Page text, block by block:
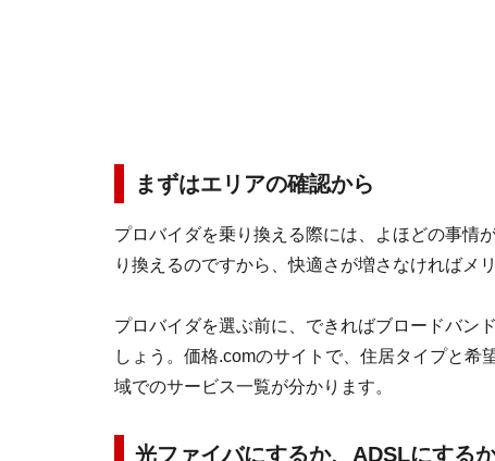
まずはエリアの確認から
プロバイダを乗り換える際には、よほどの事情
り換えるのですから、快適さが増さなければメ
プロバイダを選ぶ前に、できればブロードバン
しょう。価格.comのサイトで、住居タイプと
域でのサービス一覧が分かります。
光ファイバにするか、ADSLにする